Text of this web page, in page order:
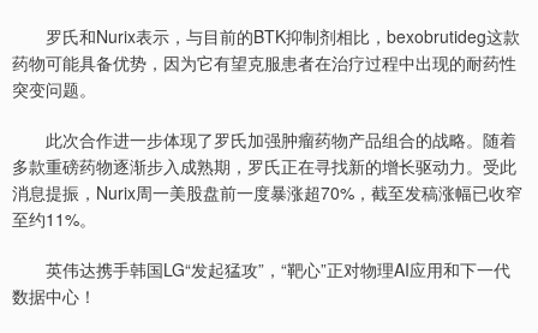
罗氏和Nurix表示，与目前的BTK抑制剂相比，bexobrutideg这款
药物可能具备优势，因为它有望克服患者在治疗过程中出现的耐药性
突变问题。
此次合作进一步体现了罗氏加强肿瘤药物产品组合的战略。随着
多款重磅药物逐渐步入成熟期，罗氏正在寻找新的增长驱动力。受此
消息提振，Nurix周一美股盘前一度暴涨超70%，截至发稿涨幅已收窄
至约11%。
英伟达携手韩国LG“发起猛攻”，“靶心”正对物理AI应用和下一代
数据中心！